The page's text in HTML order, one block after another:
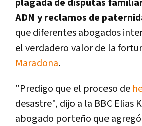
ADN y reclamos de
que diferentes abogados
el verdadero valor de la
Maradona.
"Predigo que el proceso de
desastre", dijo a la BBC Elias
abogado porteño que